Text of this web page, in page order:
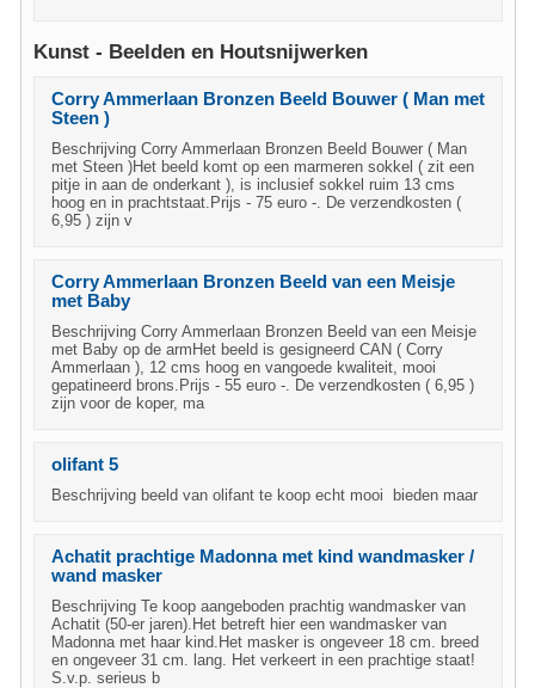
Kunst - Beelden en Houtsnijwerken
Corry Ammerlaan Bronzen Beeld Bouwer ( Man met
Steen )
Beschrijving Corry Ammerlaan Bronzen Beeld Bouwer ( Man
met Steen )Het beeld komt op een marmeren sokkel ( zit een
pitje in aan de onderkant ), is inclusief sokkel ruim 13 cms
hoog en in prachtstaat.Prijs - 75 euro -. De verzendkosten (
6,95 ) zijn v
Corry Ammerlaan Bronzen Beeld van een Meisje
met Baby
Beschrijving Corry Ammerlaan Bronzen Beeld van een Meisje
met Baby op de armHet beeld is gesigneerd CAN ( Corry
Ammerlaan ), 12 cms hoog en vangoede kwaliteit, mooi
gepatineerd brons.Prijs - 55 euro -. De verzendkosten ( 6,95 )
zijn voor de koper, ma
olifant 5
Beschrijving beeld van olifant te koop echt mooi bieden maar
Achatit prachtige Madonna met kind wandmasker /
wand masker
Beschrijving Te koop aangeboden prachtig wandmasker van
Achatit (50-er jaren).Het betreft hier een wandmasker van
Madonna met haar kind.Het masker is ongeveer 18 cm. breed
en ongeveer 31 cm. lang. Het verkeert in een prachtige staat!
S.v.p. serieus b